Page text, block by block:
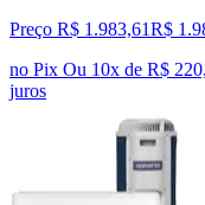
Preço R$ 1.983,61R$
no Pix Ou 10x de R$
juros